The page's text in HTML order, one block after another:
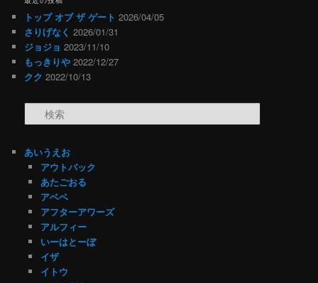
トップ オブ ザ ゲート 2026/04/05
さりげなく 2026/01/31
ジョジョ 2023/11/10
もっきりや 2022/12/27
クク 2022/10/13
あいうえお
アウトバック
あたごおる
アベベ
アフターアワーズ
アルフィー
いーはとーぼ
イザ
イトウ